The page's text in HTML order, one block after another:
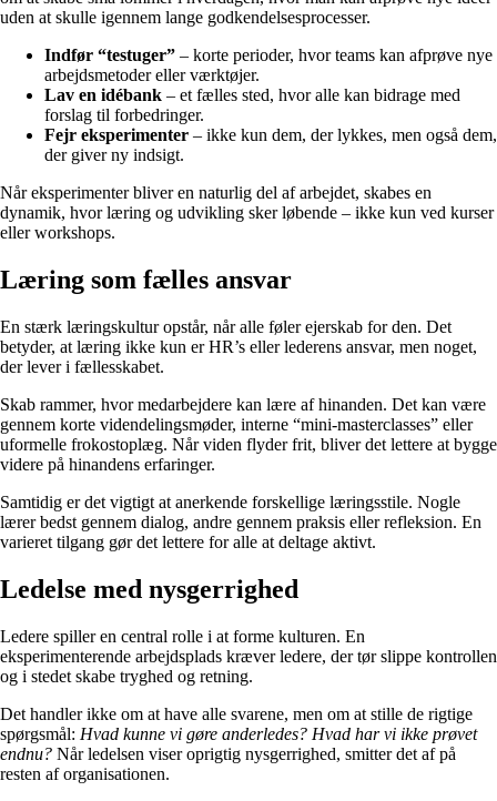
uden at skulle igennem lange godkendelsesprocesser.
Indfør “testuger” – korte perioder, hvor teams kan afprøve nye
arbejdsmetoder eller værktøjer.
Lav en idébank – et fælles sted, hvor alle kan bidrage med
forslag til forbedringer.
Fejr eksperimenter – ikke kun dem, der lykkes, men også dem,
der giver ny indsigt.
Når eksperimenter bliver en naturlig del af arbejdet, skabes en
dynamik, hvor læring og udvikling sker løbende – ikke kun ved kurser
eller workshops.
Læring som fælles ansvar
En stærk læringskultur opstår, når alle føler ejerskab for den. Det
betyder, at læring ikke kun er HR’s eller lederens ansvar, men noget,
der lever i fællesskabet.
Skab rammer, hvor medarbejdere kan lære af hinanden. Det kan være
gennem korte videndelingsmøder, interne “mini-masterclasses” eller
uformelle frokostoplæg. Når viden flyder frit, bliver det lettere at bygge
videre på hinandens erfaringer.
Samtidig er det vigtigt at anerkende forskellige læringsstile. Nogle
lærer bedst gennem dialog, andre gennem praksis eller refleksion. En
varieret tilgang gør det lettere for alle at deltage aktivt.
Ledelse med nysgerrighed
Ledere spiller en central rolle i at forme kulturen. En
eksperimenterende arbejdsplads kræver ledere, der tør slippe kontrollen
og i stedet skabe tryghed og retning.
Det handler ikke om at have alle svarene, men om at stille de rigtige
spørgsmål: Hvad kunne vi gøre anderledes? Hvad har vi ikke prøvet
endnu? Når ledelsen viser oprigtig nysgerrighed, smitter det af på
resten af organisationen.